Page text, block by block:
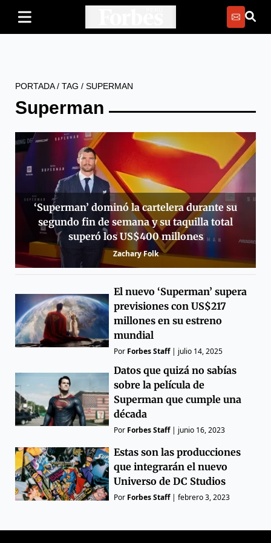
PORTADA/ TAG / SUPERMAN
Superman
‘Superman’ dominó la cartelera durante su
segundo fin de semana y su taquilla total
superó los US$400 millones
Zachary Folk
El nuevo ‘Superman’ supera
previsiones con US$217
millones en su estreno
mundial
Por Forbes Staff| julio 14, 2025
Datos que quizá no sabías
sobre la película de
Superman que cumple una
década
Por Forbes Staff| junio 16, 2023
Estas son las producciones
que integrarán el nuevo
Universo de DC Studios
Por Forbes Staff|febrero 3, 2023